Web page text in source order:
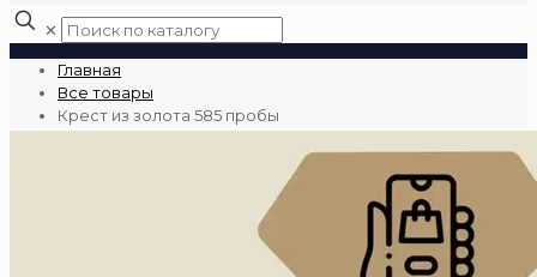
✕
Главная
Все товары
Крест из золота 585 пробы